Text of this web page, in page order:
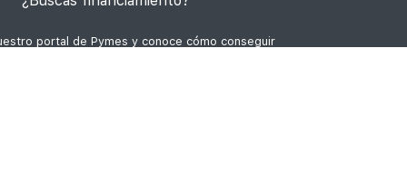
portal de Pymes y conoce cómo conseguir